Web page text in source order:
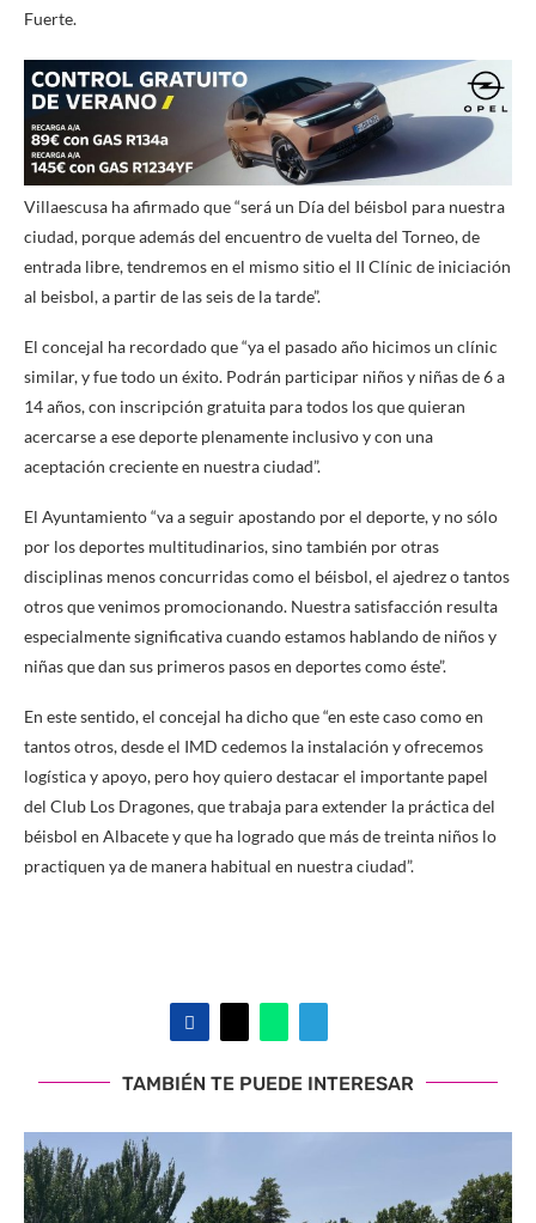
Fuerte.
Villaescusa ha afirmado que “será un Día del béisbol para nuestra
ciudad, porque además del encuentro de vuelta del Torneo, de
entrada libre, tendremos en el mismo sitio el II Clínic de iniciación
al beisbol, a partir de las seis de la tarde”.
El concejal ha recordado que “ya el pasado año hicimos un clínic
similar, y fue todo un éxito. Podrán participar niños y niñas de 6 a
14 años, con inscripción gratuita para todos los que quieran
acercarse a ese deporte plenamente inclusivo y con una
aceptación creciente en nuestra ciudad”.
El Ayuntamiento “va a seguir apostando por el deporte, y no sólo
por los deportes multitudinarios, sino también por otras
disciplinas menos concurridas como el béisbol, el ajedrez o tantos
otros que venimos promocionando. Nuestra satisfacción resulta
especialmente significativa cuando estamos hablando de niños y
niñas que dan sus primeros pasos en deportes como éste”.
En este sentido, el concejal ha dicho que “en este caso como en
tantos otros, desde el IMD cedemos la instalación y ofrecemos
logística y apoyo, pero hoy quiero destacar el importante papel
del Club Los Dragones, que trabaja para extender la práctica del
béisbol en Albacete y que ha logrado que más de treinta niños lo
practiquen ya de manera habitual en nuestra ciudad”.
TAMBIÉN TE PUEDE INTERESAR